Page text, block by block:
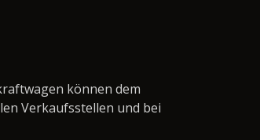
können dem
Verkaufsstellen und bei